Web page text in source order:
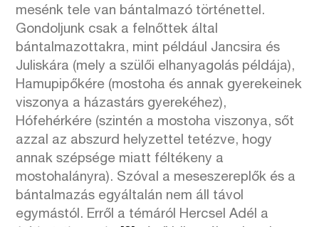
mesénk tele van bántalmazó történettel.
Gondoljunk csak a felnőttek által
bántalmazottakra, mint például Jancsira és
Juliskára (mely a szülői elhanyagolás példája),
Hamupipőkére (mostoha és annak gyerekeinek
viszonya a házastárs gyerekéhez),
Hófehérkére (szintén a mostoha viszonya, sőt
azzal az abszurd helyzettel tetézve, hogy
annak szépsége miatt féltékeny a
mostohalányra). Szóval a meseszereplők és a
bántalmazás egyáltalán nem áll távol
egymástól. Erről a témáról Hercsel Adél a